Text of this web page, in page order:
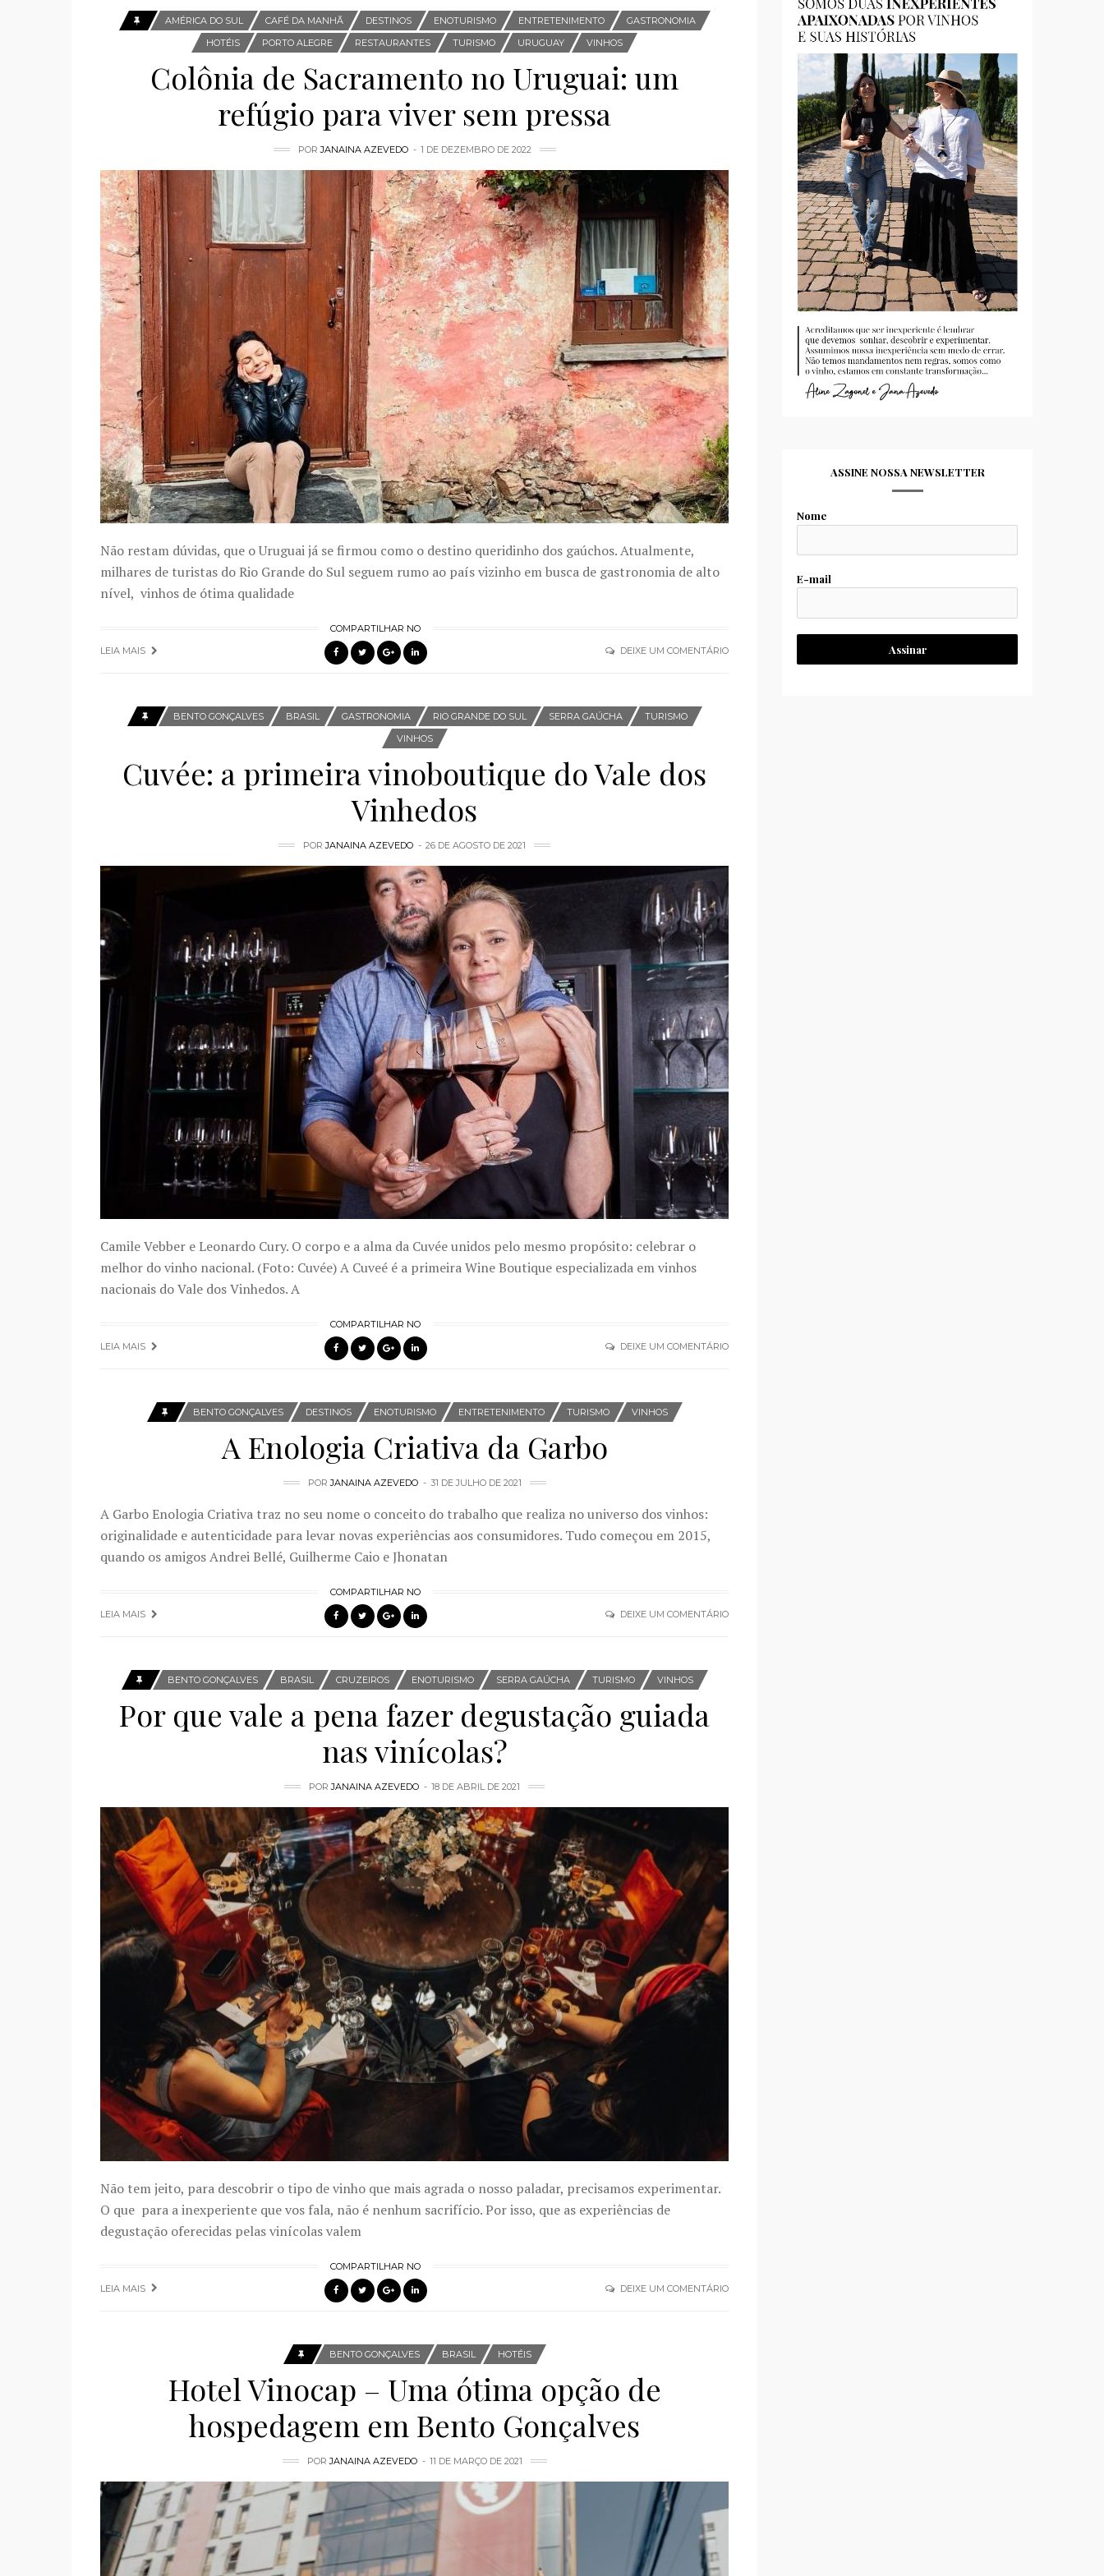
AMÉRICA DO SUL CAFÉ DA MANHÃ DESTINOS ENOTURISMO ENTRETENIMENTO
GASTRONOMIA
HOTÉIS
PORTO ALEGRE RESTAURANTES TURISMO URUGUAY VINHOS
Colônia de Sacramento no Uruguai: um
refúgio para viver sem pressa
PORJANAINA AZEVEDO 1 DE DEZEMBRO DE 2022
Não restam dúvidas, que o Uruguai já se firmou como o destino queridinho dos gaúchos. Atualmente,
milhares de turistas do Rio Grande do Sul seguem rumo ao país vizinho em busca de gastronomia de alto
nível, vinhos de ótima qualidade
LEIA MAIS
COMPARTILHAR NO
DEIXE UM COMENTÁRIO
BENTO GONÇALVES BRASIL GASTRONOMIA RIO GRANDE DO SUL SERRA GAÚCHA
TURISMO
VINHOS
Cuvée: a primeira vinoboutique do Vale dos
Vinhedos
PORJANAINA AZEVEDO 26 DE AGOSTO DE 2021
Camile Vebber e Leonardo Cury. O corpo e a alma da Cuvée unidos pelo mesmo propósito: celebrar o
melhor do vinho nacional. (Foto: Cuvée) A Cuveé é a primeira Wine Boutique especializada em vinhos
nacionais do Vale dos Vinhedos. A
LEIA MAIS
COMPARTILHAR NO
DEIXE UM COMENTÁRIO
BENTO GONÇALVES DESTINOS ENOTURISMO ENTRETENIMENTO TURISMO VINHOS
A Enologia Criativa da Garbo
PORJANAINA AZEVEDO 31 DE JULHO DE 2021
A Garbo Enologia Criativa traz no seu nome o conceito do trabalho que realiza no universo dos vinhos:
originalidade e autenticidade para levar novas experiências aos consumidores. Tudo começou em 2015,
quando os amigos Andrei Bellé, Guilherme Caio e Jhonatan
LEIA MAIS
COMPARTILHAR NO
DEIXE UM COMENTÁRIO
BENTO GONÇALVES BRASIL CRUZEIROS ENOTURISMO SERRA GAÚCHA TURISMO VINHOS
Por que vale a pena fazer degustação guiada
nas vinícolas?
PORJANAINA AZEVEDO 18 DE ABRIL DE 2021
Não tem jeito, para descobrir o tipo de vinho que mais agrada o nosso paladar, precisamos experimentar.
O que para a inexperiente que vos fala, não é nenhum sacrifício. Por isso, que as experiências de
degustação oferecidas pelas vinícolas valem
LEIA MAIS
COMPARTILHAR NO
DEIXE UM COMENTÁRIO
BENTO GONÇALVES BRASIL HOTÉIS
Hotel Vinocap – Uma ótima opção de
hospedagem em Bento Gonçalves
PORJANAINA AZEVEDO 11 DE MARÇO DE 2021
ASSINE NOSSA NEWSLETTER
Nome
E-mail
Assinar